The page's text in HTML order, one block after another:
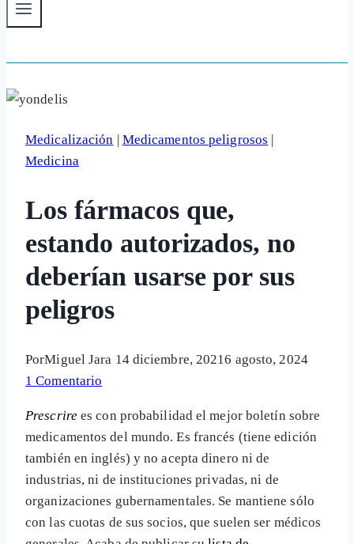
Medicalización | Medicamentos peligrosos |
Medicina
Los fármacos que,
estando autorizados, no
deberían usarse por sus
peligros
PorMiguel Jara 14 diciembre, 20216 agosto, 2024
1 Comentario
Prescrire es con probabilidad el mejor boletín sobre
medicamentos del mundo. Es francés (tiene edición
también en inglés) y no acepta dinero ni de
industrias, ni de instituciones privadas, ni de
organizaciones gubernamentales. Se mantiene sólo
con las cuotas de sus socios, que suelen ser médicos